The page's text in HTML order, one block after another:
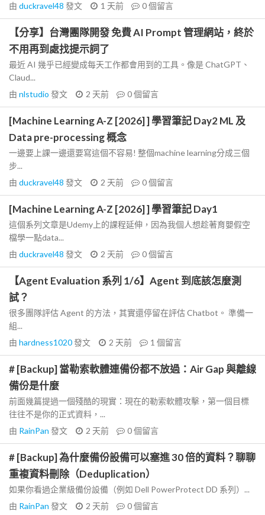
由 duckravel48 發文 1 天前 0個留言
【分享】台灣團隊開發 免費 AI Prompt 管理網站，終於
不用再到處找提示詞了
最近 AI 幾乎已經變成每天工作都會用到的工具。像是 ChatGPT、
Claud...
由 nlstudio 發文 2 天前 0個留言
[Machine Learning A-Z [2026] ] 學習筆記 Day2 ML 及
Data pre-processing 概念
一邊要上課一邊還要寫這個不容易! 整個machine learning分成三個
步...
由 duckravel48 發文 2 天前 0個留言
[Machine Learning A-Z [2026] ] 學習筆記 Day1
這個系列文章是Udemy上的課程延伸，因為我個人想趁著育嬰假空
檔學一點data...
由 duckravel48 發文 2 天前 0個留言
【Agent Evaluation 系列 1/6】Agent 到底該怎麼測
試？
很多團隊評估 Agent 的方法，其實還停留在評估 Chatbot。 準備一
組...
由 hardness1020發文 2 天前 1 個留言
# [Backup] 當勒索軟體連備份都不放過：Air Gap 與離線
備份是什麼
前面幾篇提過一個殘酷的現實：現在的勒索軟體攻擊，第一個目標
往往不是你的正式資料，...
由 RainPan 發文 2 天前 0個留言
# [Backup] 為什麼備份設備可以塞進 30 倍的資料？聊聊
重複資料刪除（Deduplication）
如果你看過企業級備份設備（例如 Dell PowerProtect DD 系列）...
由 RainPan 發文 2 天前 0個留言